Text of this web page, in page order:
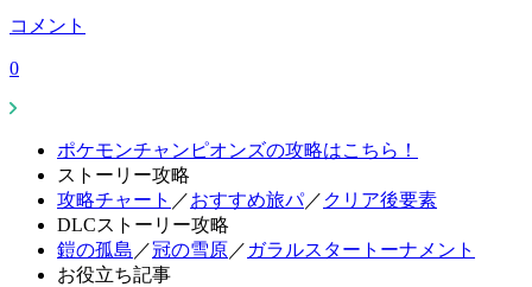
コメント
0
ポケモンチャンピオンズの攻略はこちら！
ストーリー攻略
攻略チャート ／おすすめ旅パ／ クリア後要素
DLCストーリー攻略
鎧の孤島 ／冠の雪原／ ガラルスタートーナメント
お役立ち記事